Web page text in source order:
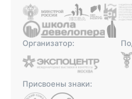
Организатор:
Присвоены знаки: